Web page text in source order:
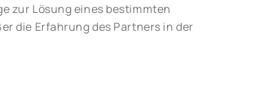
zur Lösung eines bestimmten
die Erfahrung des Partners in der